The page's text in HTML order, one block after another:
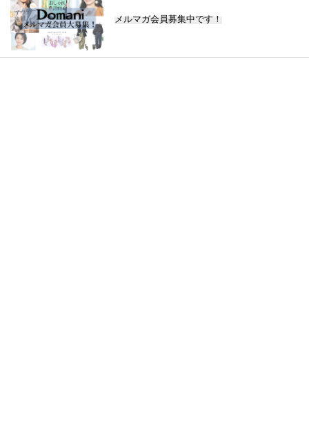
メルマガ会員募集中です！